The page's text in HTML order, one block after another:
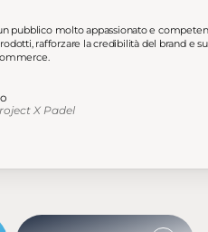
pubblico molto appassionato e
rafforzare la credibilità del brand e
X Padel